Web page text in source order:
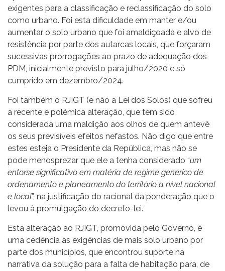
exigentes para a classificação e reclassificação do solo
como urbano. Foi esta dificuldade em manter e/ou
aumentar o solo urbano que foi amaldiçoada e alvo de
resistência por parte dos autarcas locais, que forçaram
sucessivas prorrogações ao prazo de adequação dos
PDM, inicialmente previsto para julho/2020 e só
cumprido em dezembro/2024.
Foi também o RJIGT (e não a Lei dos Solos) que sofreu
a recente e polémica alteração, que tem sido
considerada uma maldição aos olhos de quem antevê
os seus previsíveis efeitos nefastos. Não digo que entre
estes esteja o Presidente da República, mas não se
pode menosprezar que ele a tenha considerado “um
entorse significativo em matéria de regime genérico de
ordenamento e planeamento do território a nível nacional
e local”, na justificação do racional da ponderação que o
levou à promulgação do decreto-lei.
Esta alteração ao RJIGT, promovida pelo Governo, é
uma cedência às exigências de mais solo urbano por
parte dos municípios, que encontrou suporte na
narrativa da solução para a falta de habitação para, de